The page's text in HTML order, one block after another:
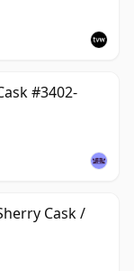
#3402-
Cask /